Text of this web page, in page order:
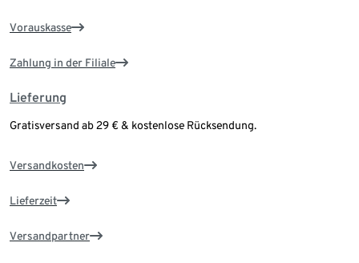
Vorauskasse
Zahlung in der Filiale
Lieferung
Gratisversand ab 29 € & kostenlose Rücksendung.
Versandkosten
Lieferzeit
Versandpartner